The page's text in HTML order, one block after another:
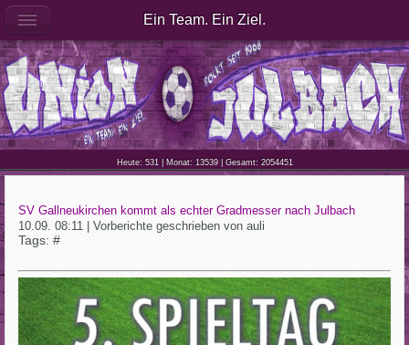
Heute: 531 | Monat: 13539 | Gesamt: 2054451
SV Gallneukirchen kommt als echter Gradmesser nach Julbach
10.09. 08:11 | Vorberichte geschrieben von auli
Tags: #
Ein Team. Ein Ziel.